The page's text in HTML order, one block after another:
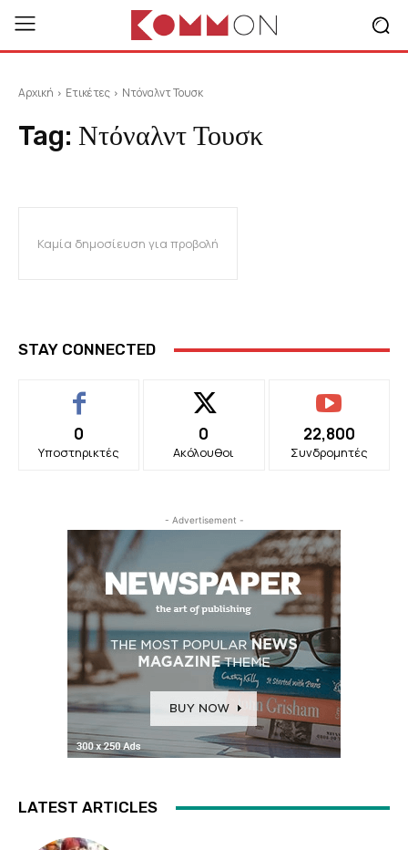
Αρχική Ετικέτες Ντόναλντ Τουσκ
Tag: Ντόναλντ Τουσκ
Καμία δημοσίευση για προβολή
STAY CONNECTED
0
Υποστηρικτές
0
Ακόλουθοι
22,800
Συνδρομητές
- Advertisement -
LATEST ARTICLES